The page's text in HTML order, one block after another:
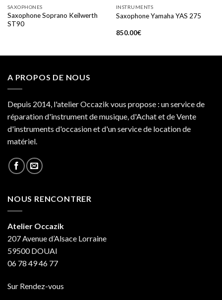
SAXOPHONES
Saxophone Soprano Keilwerth
ST90
INSTRUMENTS
Saxophone Yamaha YAS 275
850.00€
A PROPOS DE NOUS
Depuis 2014, l'atelier Occazik vous propose : un service de
réparation d'instrument de musique, d'Achat et de Vente
d'instruments d'occasion et d'un service de location de
matériel.
NOUS RENCONTRER
Atelier Occazik
207 Avenue d’Alsace Lorraine
59500 DOUAI
06 78 49 46 77
Sur Rendez-vous